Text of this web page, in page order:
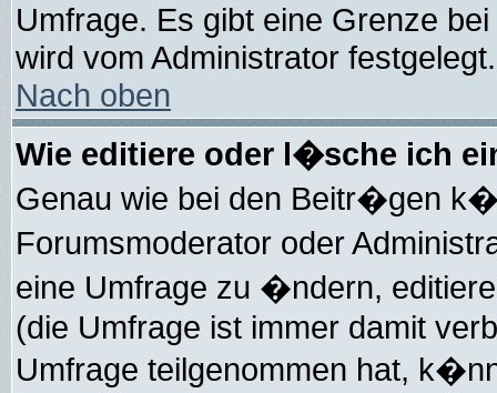
Umfrage. Es gibt eine Grenze
wird vom Administrator festgelegt.
Nach oben
Wie editiere oder l�sche ich
Genau wie bei den Beitr�gen
Forumsmoderator oder
eine Umfrage zu �ndern,
(die Umfrage ist immer damit
Umfrage teilgenommen hat,